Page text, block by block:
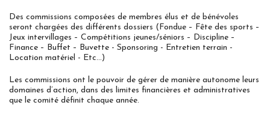
Des commissions composées de membres élus et de bénévoles
seront chargées des différents dossiers (Fondue – Fête des sports –
Jeux intervillages – Compétitions jeunes/séniors – Discipline –
Finance – Buffet – Buvette - Sponsoring - Entretien terrain -
Location matériel - Etc…)
Les commissions ont le pouvoir de gérer de manière autonome leurs
domaines d’action, dans des limites financières et administratives
que le comité définit chaque année.